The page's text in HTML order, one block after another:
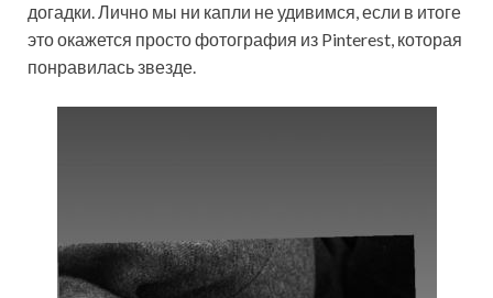
догадки. Лично мы ни капли не удивимся, если в итоге
это окажется просто фотография из Pinterest, которая
понравилась звезде.